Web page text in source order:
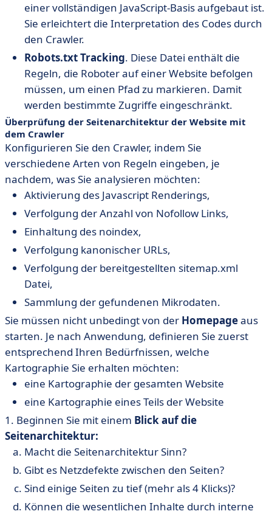
einer vollständigen JavaScript-Basis aufgebaut ist.
Sie erleichtert die Interpretation des Codes durch
den Crawler.
Robots.txt Tracking. Diese Datei enthält die
Regeln, die Roboter auf einer Website befolgen
müssen, um einen Pfad zu markieren. Damit
werden bestimmte Zugriffe eingeschränkt.
Überprüfung der Seitenarchitektur der Website mit
dem Crawler
Konfigurieren Sie den Crawler, indem Sie
verschiedene Arten von Regeln eingeben, je
nachdem, was Sie analysieren möchten:
Aktivierung des Javascript Renderings,
Verfolgung der Anzahl von Nofollow Links,
Einhaltung des noindex,
Verfolgung kanonischer URLs,
Verfolgung der bereitgestellten sitemap.xml
Datei,
Sammlung der gefundenen Mikrodaten.
Sie müssen nicht unbedingt von der Homepageaus
starten. Je nach Anwendung, definieren Sie zuerst
entsprechend Ihren Bedürfnissen, welche
Kartographie Sie erhalten möchten:
eine Kartographie der gesamten Website
eine Kartographie eines Teils der Website
1. Beginnen Sie mit einem Blick auf die
Seitenarchitektur:
Macht die Seitenarchitektur Sinn?
Gibt es Netzdefekte zwischen den Seiten?
Sind einige Seiten zu tief (mehr als 4 Klicks)?
Können die wesentlichen Inhalte durch interne